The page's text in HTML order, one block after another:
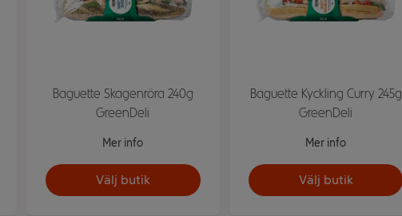
Baguette Skagenröra 240g
GreenDeli
Mer info
Välj butik
Baguette Kyckling Curry 245g
GreenDeli
Mer info
Välj butik